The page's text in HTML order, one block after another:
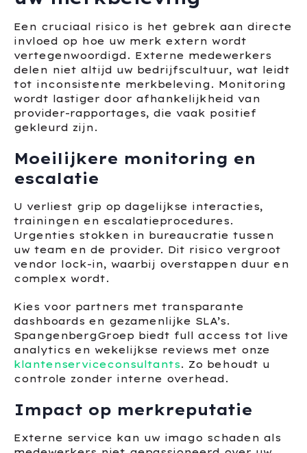
Een cruciaal risico is het gebrek aan directe
invloed op hoe uw merk extern wordt
vertegenwoordigd. Externe medewerkers
delen niet altijd uw bedrijfscultuur, wat leidt
tot inconsistente merkbeleving. Monitoring
wordt lastiger door afhankelijkheid van
provider-rapportages, die vaak positief
gekleurd zijn.
Moeilijkere monitoring en
escalatie
U verliest grip op dagelijkse interacties,
trainingen en escalatieprocedures.
Urgenties stokken in bureaucratie tussen
uw team en de provider. Dit risico vergroot
vendor lock-in, waarbij overstappen duur en
complex wordt.
Kies voor partners met transparante
dashboards en gezamenlijke SLA’s.
SpangenbergGroep biedt full access tot live
analytics en wekelijkse reviews met onze
klantenserviceconsultants. Zo behoudt u
controle zonder interne overhead.
Impact op merkreputatie
Externe service kan uw imago schaden als